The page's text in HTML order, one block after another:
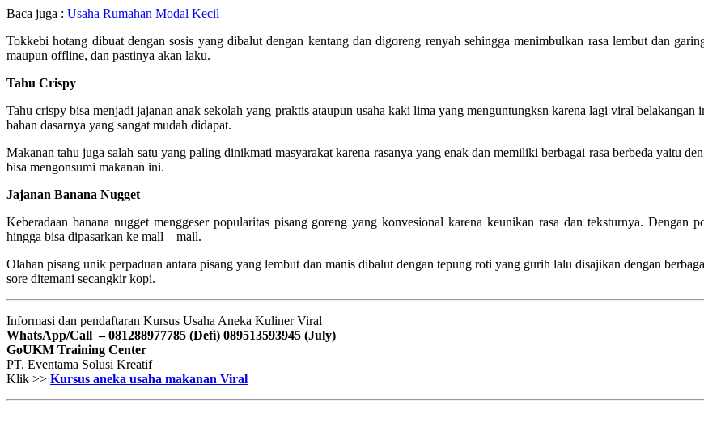
Baca juga : Usaha Rumahan Modal Kecil
Tokkebi hotang dibuat dengan sosis yang dibalut dengan kentang dan digoreng renyah sehingga menimbulkan rasa lembut dan
maupun offline, dan pastinya akan laku.
Tahu Crispy
Tahu crispy bisa menjadi jajanan anak sekolah yang praktis ataupun usaha kaki lima yang menguntungksn karena lagi viral
bahan dasarnya yang sangat mudah didapat.
Makanan tahu juga salah satu yang paling dinikmati masyarakat karena rasanya yang enak dan memiliki berbagai rasa berbeda yaitu
bisa mengonsumi makanan ini.
Jajanan Banana Nugget
Keberadaan banana nugget menggeser popularitas pisang goreng yang konvesional karena keunikan rasa dan teksturnya. Dengan
hingga bisa dipasarkan ke mall – mall.
Olahan pisang unik perpaduan antara pisang yang lembut dan manis dibalut dengan tepung roti yang gurih lalu disajikan dengan
sore ditemani secangkir kopi.
Informasi dan pendaftaran Kursus Usaha Aneka Kuliner Viral
WhatsApp/Call – 081288977785 (Defi) 089513593945 (July)
GoUKM Training Center
PT. Eventama Solusi Kreatif
Klik >> Kursus aneka usaha makanan Viral